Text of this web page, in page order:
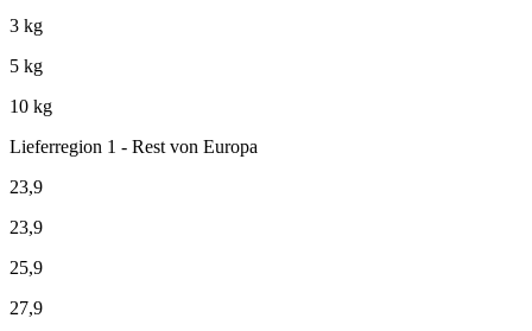
3 kg
5 kg
10 kg
Lieferregion 1 - Rest von Europa
23,9
23,9
25,9
27,9